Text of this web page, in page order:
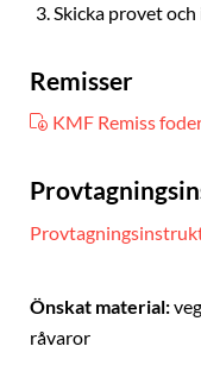
Skicka provet
Remisser
KMF Remiss
Önskat material:
råvaror